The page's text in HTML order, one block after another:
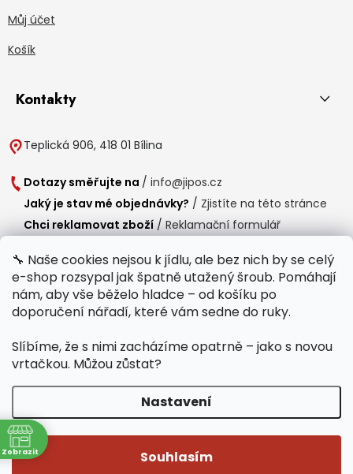
🔧 Naše cookies nejsou k jídlu, ale bez nich by se celý
e-shop rozsypal jak špatně utažený šroub. Pomáhají
nám, aby vše běželo hladce – od košíku po
doporučení nářadí, které vám sedne do ruky.
Slíbíme, že s nimi zacházíme opatrně – jako s novou
vrtačkou. Můžou zůstat?
Nastavení
Souhlasím
Můj účet
Košík
Kontakty
Teplická 906, 418 01 Bílina
Dotazy směřujte na / info@jipos.cz
Jaký je stav mé objednávky? / Zjistíte na této stránce
Chci reklamovat zboží / Reklamační formulář
Provozní doba
Po-Čt / 8:00 - 15:00
Polední přestávka /11:00 - 11:30
Běží na Shoptet Premium/Webdesign mi-ma.cz
Copyright 2026Jipos.cz. Všechna práva vyhrazena.Upravit nastavení
cookies
Zobrazit